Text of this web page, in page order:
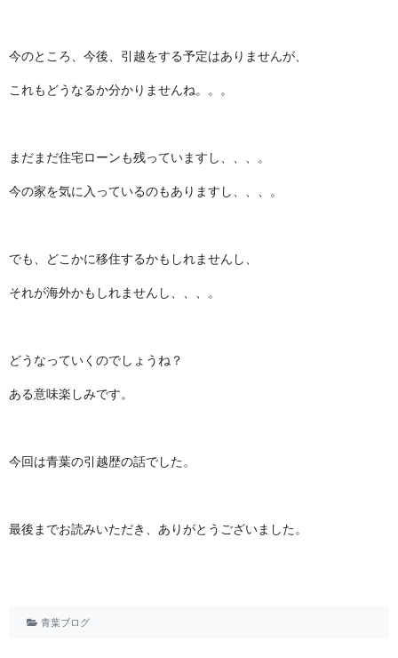
今のところ、今後、引越をする予定はありませんが、
これもどうなるか分かりませんね。。。
まだまだ住宅ローンも残っていますし、、、。
今の家を気に入っているのもありますし、、、。
でも、どこかに移住するかもしれませんし、
それが海外かもしれませんし、、、。
どうなっていくのでしょうね？
ある意味楽しみです。
今回は青葉の引越歴の話でした。
最後までお読みいただき、ありがとうございました。
青葉ブログ